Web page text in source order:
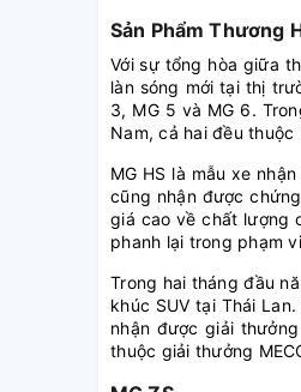
Sản Phẩm Thương
Với sự tổng hòa giữa
làn sóng mới tại thị
3, MG 5 và MG 6.
Nam, cả hai đều thuộc
MG HS là mẫu xe
cũng nhận được
giá cao về chất lượng
phanh lại trong phạm
Trong hai tháng đầu
khúc SUV tại Thái
nhận được giải
thuộc giải thưởng